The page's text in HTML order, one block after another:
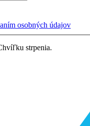
osobných údajov
strpenia.